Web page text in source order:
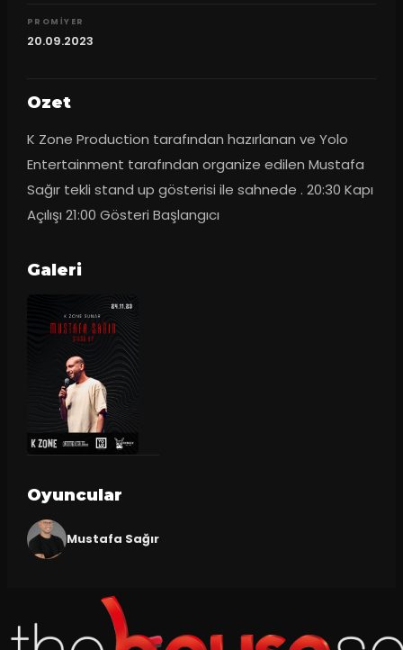
PROMIYER
20.09.2023
Ozet
K Zone Production tarafından hazırlanan ve Yolo
Entertainment tarafından organize edilen Mustafa
Sağır tekli stand up gösterisi ile sahnede . 20:30 Kapı
Açılışı 21:00 Gösteri Başlangıcı
Galeri
Oyuncular
Mustafa Sağır